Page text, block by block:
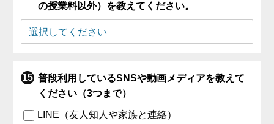
の授業料以外）を教えてください。
普段利用しているSNSや動画メディアを教えて
ください（3つまで）
LINE（友人知人や家族と連絡）